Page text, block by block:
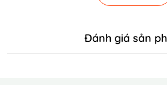
Đánh giá sản